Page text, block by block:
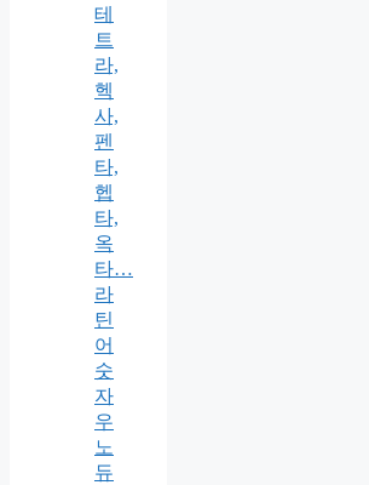
테
트
라,
헥
사,
펜
타,
헵
타,
옥
타…
라
틴
어
숫
자
우
노
듀